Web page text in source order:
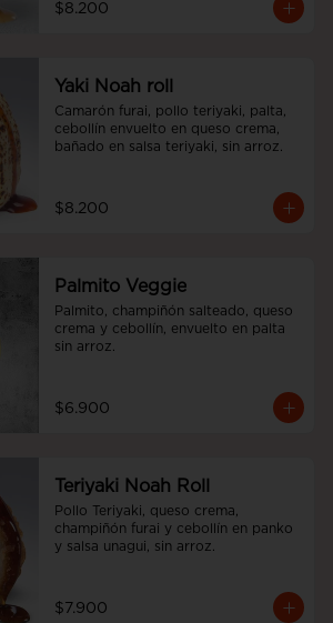
$8.200
Yaki Noah roll
Camarón furai, pollo teriyaki, palta,
cebollín envuelto en queso crema,
bañado en salsa teriyaki, sin arroz.
$8.200
Palmito Veggie
Palmito, champiñón salteado, queso
crema y cebollín, envuelto en palta
sin arroz.
$6.900
Teriyaki Noah Roll
Pollo Teriyaki, queso crema,
champiñón furai y cebollín en panko
y salsa unagui, sin arroz.
$7.900